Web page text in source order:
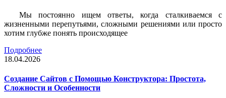
Мы постоянно ищем ответы, когда сталкиваемся с
жизненными перепутьями, сложными решениями или просто
хотим глубже понять происходящее
Подробнее
18.04.2026
Создание Сайтов с Помощью Конструктора: Простота,
Сложности и Особенности